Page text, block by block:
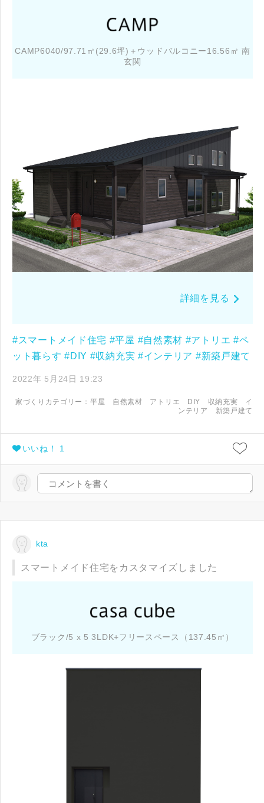
CAMP6040/97.71㎡(29.6坪)＋ウッドバルコニー16.56㎡ 南
玄関
詳細を見る
#スマートメイド住宅 #平屋 #自然素材 #アトリエ #ペ
ット暮らす #DIY #収納充実 #インテリア #新築戸建て
2022年 5月24日 19:23
家づくりカテゴリー： 平屋 自然素材 アトリエ DIY 収納充実
イ
ンテリア
新築戸建て
いいね！ 1
kta
スマートメイド住宅をカスタマイズしました
ブラック/5 x 5 3LDK+フリースペース（137.45㎡）